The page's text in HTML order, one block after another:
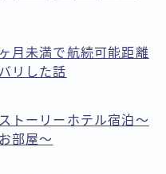
月未満で航続可能距離
リした話
トーリーホテル宿泊〜
部屋〜